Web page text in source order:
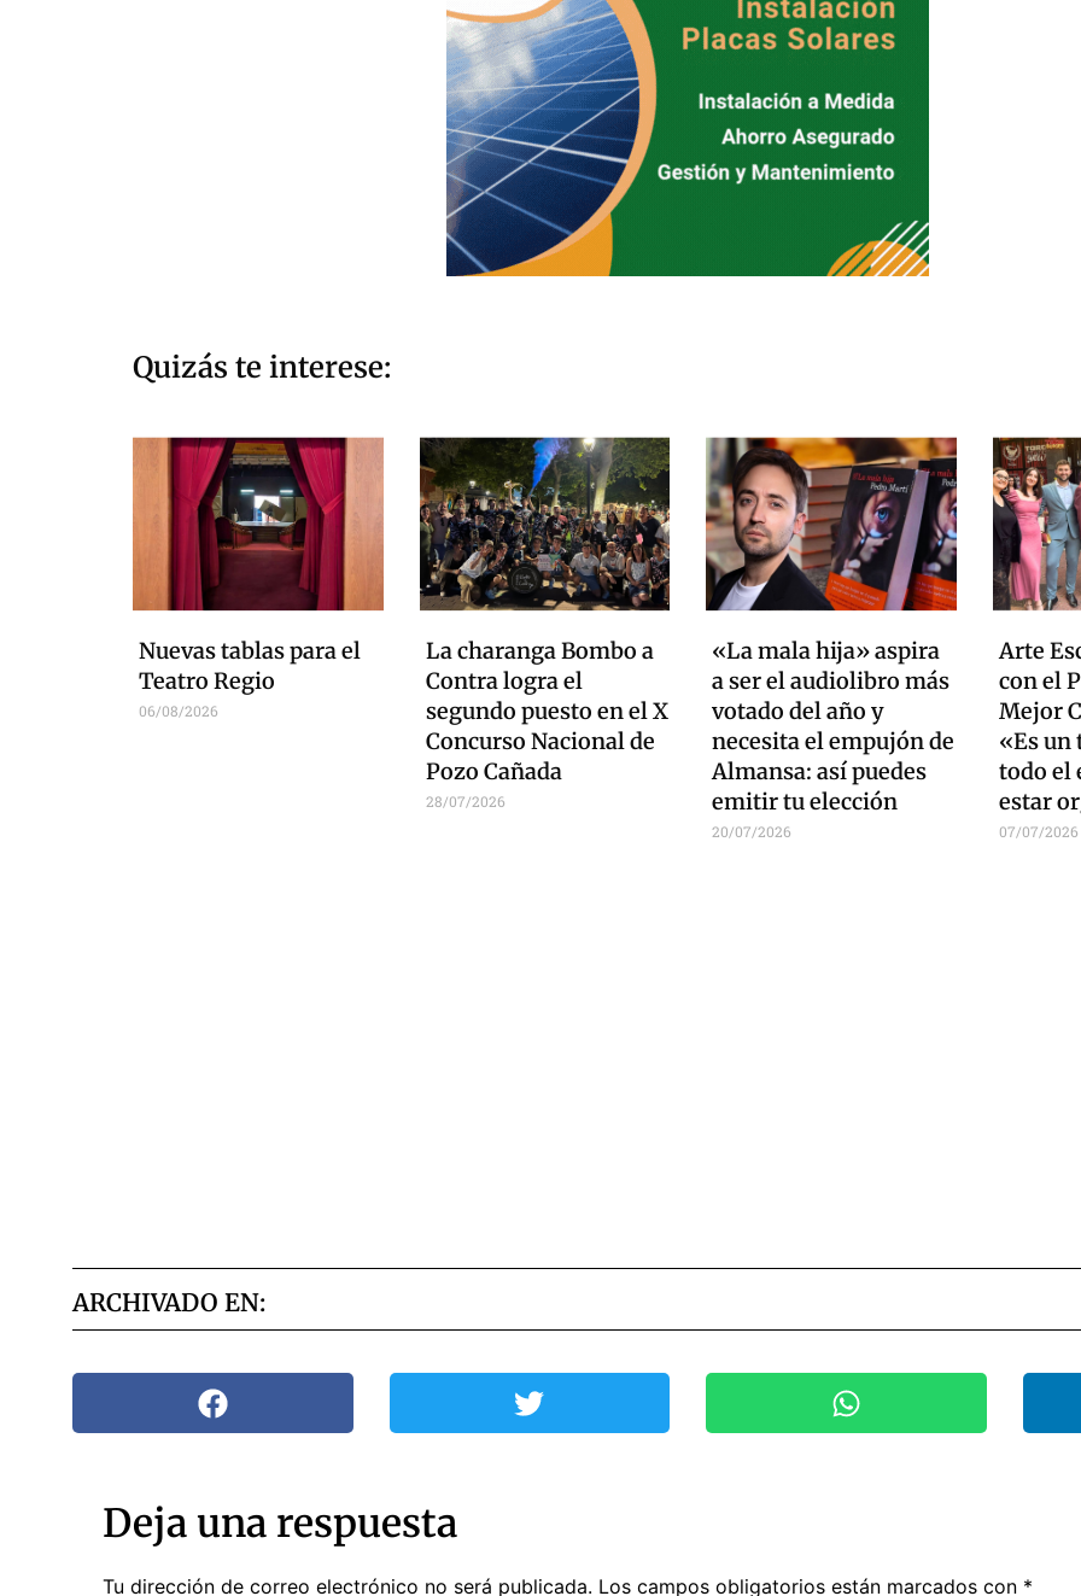
Quizás te interese:
Nuevas tablas para el
Teatro Regio
06/08/2026
La charanga Bombo a
Contra logra el
segundo puesto en el X
Concurso Nacional de
Pozo Cañada
28/07/2026
«La mala hija» aspira
a ser el audiolibro más
votado del año y
necesita el empujón de
Almansa: así puedes
emitir tu elección
20/07/2026
Arte
con el
Mejor
«Es un
todo el
estar
07/07/2026
ARCHIVADO EN:
Deja una respuesta
Tu dirección de correo electrónico no será publicada. Los campos obligatorios están marcados con *